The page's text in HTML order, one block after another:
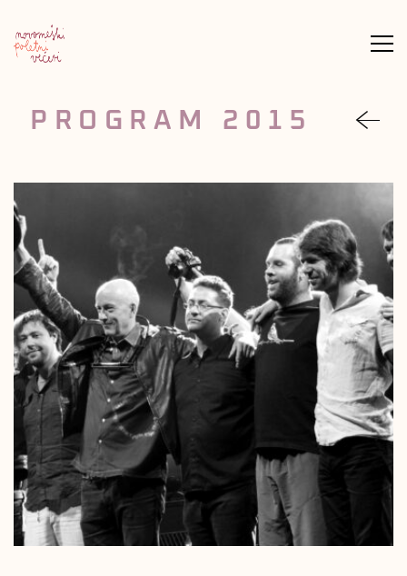
Meni
PROGRAM 2015nazaj